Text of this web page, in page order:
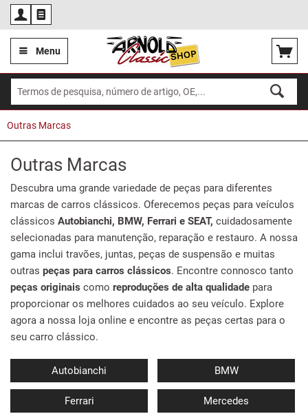
Menu
Outras Marcas
Outras Marcas
Descubra uma grande variedade de peças para diferentes
marcas de carros clássicos. Oferecemos peças para veículos
clássicos Autobianchi, BMW, Ferrari e SEAT, cuidadosamente
selecionadas para manutenção, reparação e restauro. A nossa
gama inclui travões, juntas, peças de suspensão e muitas
outras peças para carros clássicos. Encontre connosco tanto
peças originais como reproduções de alta qualidade para
proporcionar os melhores cuidados ao seu veículo. Explore
agora a nossa loja online e encontre as peças certas para o
seu carro clássico.
Autobianchi BMW
Ferrari Mercedes